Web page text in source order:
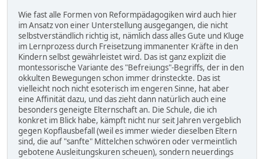
Wie fast alle Formen von Reformpädagogiken wird auch hier
im Ansatz von einer Unterstellung ausgegangen, die nicht
selbstverständlich richtig ist, nämlich dass alles Gute und Kluge
im Lernprozess durch Freisetzung immanenter Kräfte in den
Kindern selbst gewährleistet wird. Das ist ganz explizit die
montessorische Variante des "Befreiungs"-Begriffs, der in den
okkulten Bewegungen schon immer drinsteckte. Das ist
vielleicht noch nicht esoterisch im engeren Sinne, hat aber
eine Affinität dazu, und das zieht dann natürlich auch eine
besonders geneigte Elternschaft an. Die Schule, die ich
konkret im Blick habe, kämpft nicht nur seit Jahren vergeblich
gegen Kopflausbefall (weil es immer wieder dieselben Eltern
sind, die auf "sanfte" Mittelchen schwören oder vermeintlich
gebotene Ausleitungskuren scheuen), sondern neuerdings